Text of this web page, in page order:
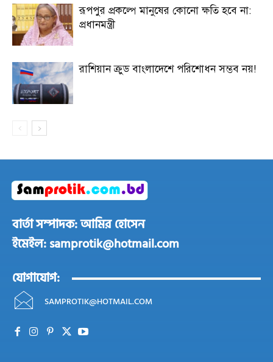
রূপপুর প্রকল্পে মানুষের কোনো ক্ষতি হবে না:
প্রধানমন্ত্রী
রাশিয়ান ক্রুড বাংলাদেশে পরিশোধন সম্ভব নয়!
বার্তা সম্পাদক: আমির হোসেন
ইমেইল: samprotik@hotmail.com
যোগাযোগ:
SAMPROTIK@HOTMAIL.COM